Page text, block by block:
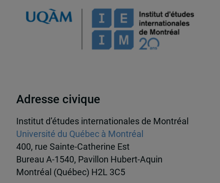
Adresse civique
Institut d’études internationales de Montréal
Université du Québec à Montréal
400, rue Sainte-Catherine Est
Bureau A-1540, Pavillon Hubert-Aquin
Montréal (Québec) H2L 3C5